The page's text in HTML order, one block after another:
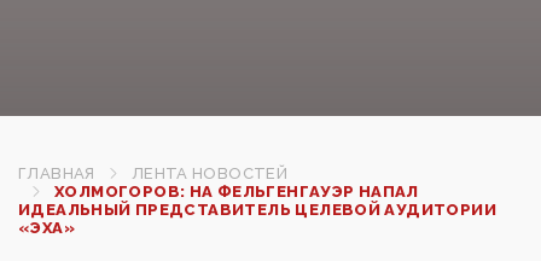
ГЛАВНАЯ
ЛЕНТА НОВОСТЕЙ
ХОЛМОГОРОВ: НА ФЕЛЬГЕНГАУЭР НАПАЛ
ИДЕАЛЬНЫЙ ПРЕДСТАВИТЕЛЬ ЦЕЛЕВОЙ АУДИТОРИИ
«ЭХА»